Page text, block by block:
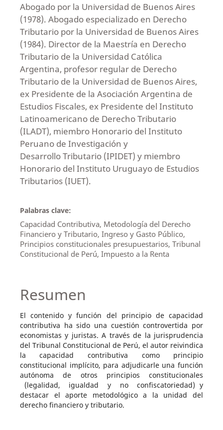
Abogado por la Universidad de Buenos Aires
(1978). Abogado especializado en Derecho
Tributario por la Universidad de Buenos Aires
(1984). Director de la Maestría en Derecho
Tributario de la Universidad Católica
Argentina, profesor regular de Derecho
Tributario de la Universidad de Buenos Aires,
ex Presidente de la Asociación Argentina de
Estudios Fiscales, ex Presidente del Instituto
Latinoamericano de Derecho Tributario
(ILADT), miembro Honorario del Instituto
Peruano de Investigación y
Desarrollo Tributario (IPIDET) y miembro
Honorario del Instituto Uruguayo de Estudios
Tributarios (IUET).
Palabras clave:
Capacidad Contributiva, Metodología del Derecho
Financiero y Tributario, Ingreso y Gasto Público,
Principios constitucionales presupuestarios, Tribunal
Constitucional de Perú, Impuesto a la Renta
Resumen
El contenido y función del principio de capacidad
contributiva ha sido una cuestión controvertida por
economistas y juristas. A través de la jurisprudencia
del Tribunal Constitucional de Perú, el autor reivindica
la capacidad contributiva como principio
constitucional implícito, para adjudicarle una función
autónoma de otros principios constitucionales
(legalidad, igualdad y no confiscatoriedad) y
destacar el aporte metodológico a la unidad del
derecho financiero y tributario.